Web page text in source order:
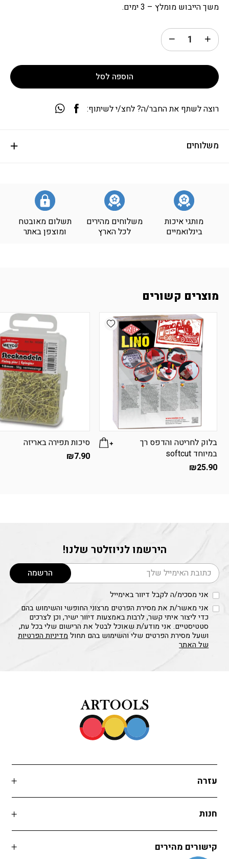
משך הייבוש מומלץ – 3 ימים.
הוספה לסל
משלוחים
מותגי איכות
בינלואמיים
משלוחים מהירים
לכל הארץ
תשלום מאובטח
ומוצפן באתר
רוצה לשתף את החבר/ה? לחצ/י לשיתוף:
מוצרים קשורים
Add wishlist
בלוק לחריטה והדפס רך
במיוחד softcut
₪25.90
סיכות תפירה באריזה
₪7.90
הירשמו לניוזלטר שלנו!
דוא׳׳ל הרשמה
אני מסכימ/ה לקבל דיוור באימייל
אני מאשר/ת את מסירת הפרטים מרצוני החופשי והשימוש בהם
כדי ליצור איתי קשר, לרבות באמצעות דיוור ישיר, וכן לצרכים
סטטיסטיים. אני מודע/ת שאוכל לבטל את הרישום שלי בכל עת,
ושעל מסירת הפרטים שלי והשימוש בהם תחולמדיניות הפרטיות
של האתר
עזרה
חנות
קישורים מהירים